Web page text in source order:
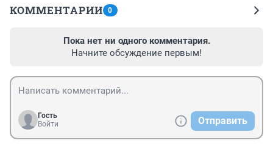
КОММЕНТАРИИ 0
Пока нет ни одного комментария.
Начните обсуждение первым!
Гость
Войти
Отправить